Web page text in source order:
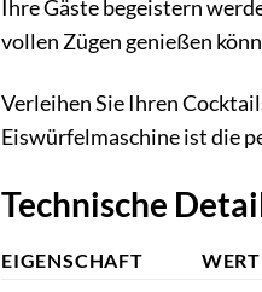
Ihre Gäste begeistern
vollen Zügen genießen
Verleihen Sie Ihren
Eiswürfelmaschine ist die
Technische
EIGENSCHAFT
WERT